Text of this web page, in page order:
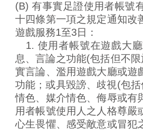
(B) 有事實足證使用者帳號
十四條第一項之規定通知改
遊戲服務1至3日：
1. 使用者帳號在遊戲大
息、言論之功能(包括但不
實言論、濫用遊戲大廳或遊
功能；或具毀謗、歧視(包
情色、媒介情色、侮辱或有
用者帳號使用人之人格尊嚴
心生畏懼、感受敵意或冒犯